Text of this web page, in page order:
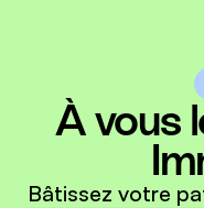
À vous
Bâtissez votre